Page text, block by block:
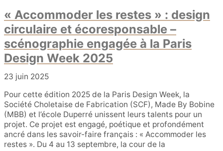
« Accommoder les restes » : design
circulaire et écoresponsable –
scénographie engagée à la Paris
Design Week 2025
23 juin 2025
Pour cette édition 2025 de la Paris Design Week, la
Société Choletaise de Fabrication (SCF), Made By Bobine
(MBB) et l’école Duperré unissent leurs talents pour un
projet. Ce projet est engagé, poétique et profondément
ancré dans les savoir-faire français : « Accommoder les
restes ». Du 4 au 13 septembre, la cour de la